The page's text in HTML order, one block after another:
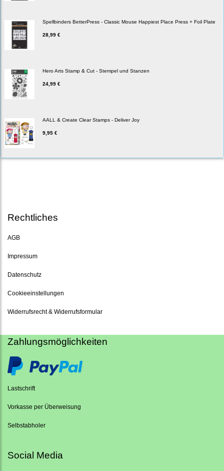
Spellbinders BetterPress - Classic Mouse Happiest Place Press + Foil Plate
28,99 €
Hero Arts Stamp & Cut - Stempel und Stanzen
24,99 €
AALL & Create Clear Stamps - Deliver Joy
9,95 €
Rechtliches
AGB
Impressum
Datenschutz
Cookieeinstellungen
Widerrufsrecht & Widerrufsformular
Zahlungsmöglichkeiten
Lastschrift
Vorkasse per Überweisung
Selbstabholer
Social Media